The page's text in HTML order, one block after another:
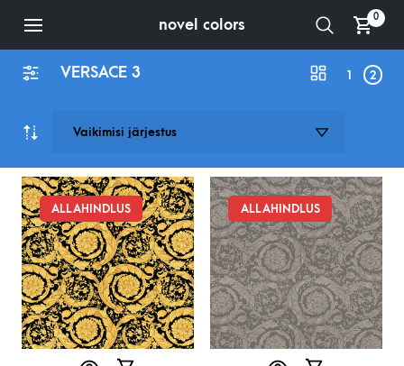
novel colors 0
VERSACE 3 1 2
ALLAHINDLUS ALLAHINDLUS